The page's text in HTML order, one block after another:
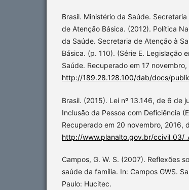
Brasil. Ministério da Saúde.
de Atenção Básica. (2012). Política
da Saúde. Secretaria de Atenção à
Básica. (p. 110). (Série E. Legislação
Saúde. Recuperado em 17
http://189.28.128.100/dab/docs/
Brasil. (2015). Lei nº 13.146, de 6 de
Inclusão da Pessoa com Deficiência
Recuperado em 20 novembro, 2016,
http://www.planalto.gov.br/ccivil_03/
Campos, G. W. S. (2007). Reflexões
saúde da família. In: Campos GWS.
Paulo: Hucitec.